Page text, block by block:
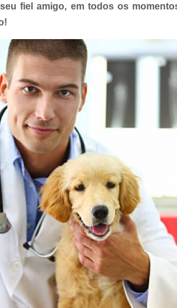
fiel amigo, em todos os